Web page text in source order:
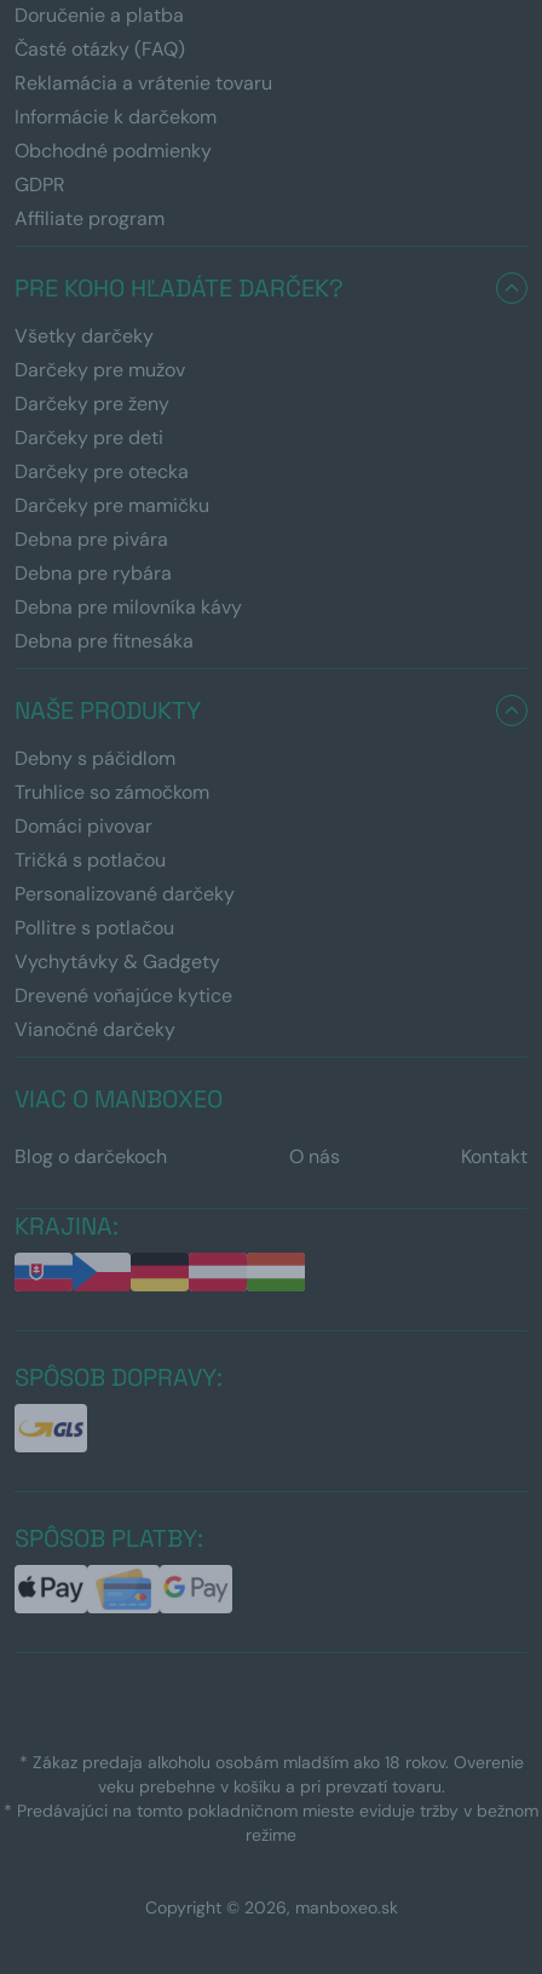
Doručenie a platba
Časté otázky (FAQ)
Reklamácia a vrátenie tovaru
Informácie k darčekom
Obchodné podmienky
GDPR
Affiliate program
PRE KOHO HĽADÁTE DARČEK?
Všetky darčeky
Darčeky pre mužov
Darčeky pre ženy
Darčeky pre deti
Darčeky pre otecka
Darčeky pre mamičku
Debna pre pivára
Debna pre rybára
Debna pre milovníka kávy
Debna pre fitnesáka
NAŠE PRODUKTY
Debny s páčidlom
Truhlice so zámočkom
Domáci pivovar
Tričká s potlačou
Personalizované darčeky
Pollitre s potlačou
Vychytávky & Gadgety
Drevené voňajúce kytice
Vianočné darčeky
VIAC O MANBOXEO
Blog o darčekoch O nás Kontakt
KRAJINA:
SPÔSOB DOPRAVY:
SPÔSOB PLATBY:
* Zákaz predaja alkoholu osobám mladším ako 18 rokov. Overenie
veku prebehne v košíku a pri prevzatí tovaru.
* Predávajúci na tomto pokladničnom mieste eviduje tržby v bežnom
režime
Copyright © 2026, manboxeo.sk